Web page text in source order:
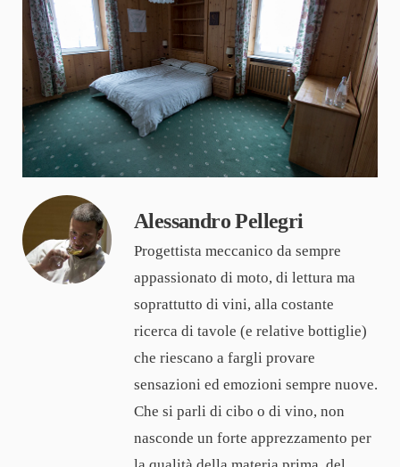
Alessandro Pellegri
Progettista meccanico da sempre
appassionato di moto, di lettura ma
soprattutto di vini, alla costante
ricerca di tavole (e relative bottiglie)
che riescano a fargli provare
sensazioni ed emozioni sempre nuove.
Che si parli di cibo o di vino, non
nasconde un forte apprezzamento per